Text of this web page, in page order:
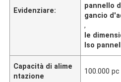
Evidenziare:
pannello
gancio
,
le
lso
Capacità di alime
ntazione
100.000